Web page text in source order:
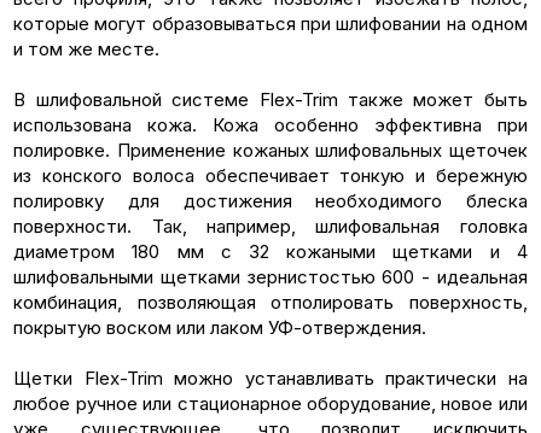
которые могут образовываться при шлифовании на одном
и том же месте.
В шлифовальной системе Flex-Trim также может быть
использована кожа. Кожа особенно эффективна при
полировке. Применение кожаных шлифовальных щеточек
из конского волоса обеспечивает тонкую и бережную
полировку для достижения необходимого блеска
поверхности. Так, например, шлифовальная головка
диаметром 180 мм с 32 кожаными щетками и 4
шлифовальными щетками зернистостью 600 - идеальная
комбинация, позволяющая отполировать поверхность,
покрытую воском или лаком УФ-отверждения.
Щетки Flex-Trim можно устанавливать практически на
любое ручное или стационарное оборудование, новое или